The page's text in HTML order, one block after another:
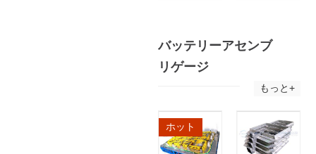
バッテリーアセンブ
リゲージ
もっと+
ホット